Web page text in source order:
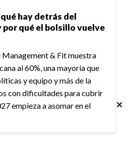
hay detrás del
qué el bolsillo vuelve
Management & Fit muestra
al 60%, una mayoría que
y equipo y más de la
con dificultades para cubrir
empieza a asomar en el